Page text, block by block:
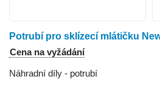
Potrubí pro sklízecí mlátičku
Cena na vyžádání
Náhradní díly - potrubí